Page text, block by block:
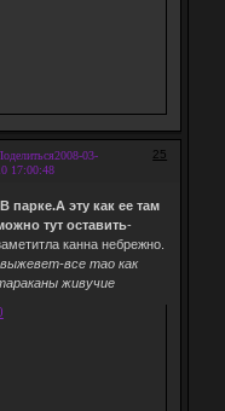
25
2008-03-
17:00:48
парке.А эту как ее там
тут оставить-
канна небрежно.
все тао как
живучие